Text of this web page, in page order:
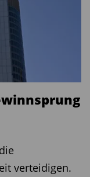
verteidigen.